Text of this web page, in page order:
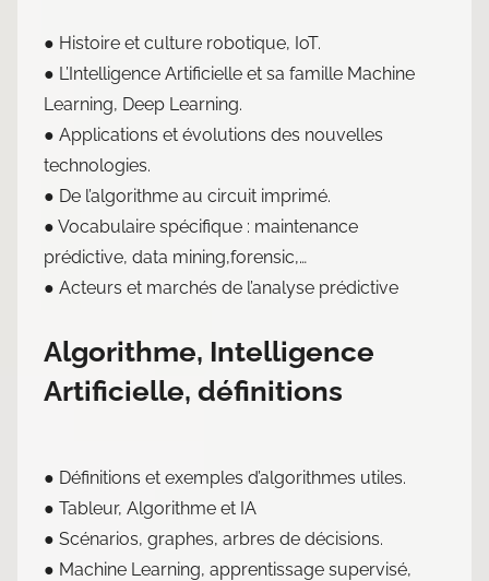
● Histoire et culture robotique, IoT.
● L’Intelligence Artificielle et sa famille Machine
Learning, Deep Learning.
● Applications et évolutions des nouvelles
technologies.
● De l’algorithme au circuit imprimé.
● Vocabulaire spécifique : maintenance
prédictive, data mining,forensic,…
● Acteurs et marchés de l’analyse prédictive
Algorithme, Intelligence
Artificielle, définitions
● Définitions et exemples d’algorithmes utiles.
● Tableur, Algorithme et IA
● Scénarios, graphes, arbres de décisions.
● Machine Learning, apprentissage supervisé,